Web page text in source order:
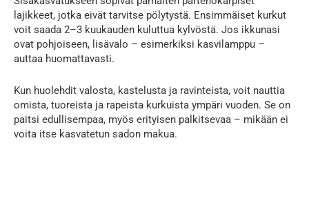
lajikkeet, jotka eivät tarvitse pölytystä. Ensimmäiset kurkut
voit saada 2–3 kuukauden kuluttua kylvöstä. Jos ikkunasi
ovat pohjoiseen, lisävalo – esimerkiksi kasvilamppu –
auttaa huomattavasti.
Kun huolehdit valosta, kastelusta ja ravinteista, voit nauttia
omista, tuoreista ja rapeista kurkuista ympäri vuoden. Se on
paitsi edullisempaa, myös erityisen palkitsevaa – mikään ei
voita itse kasvatetun sadon makua.